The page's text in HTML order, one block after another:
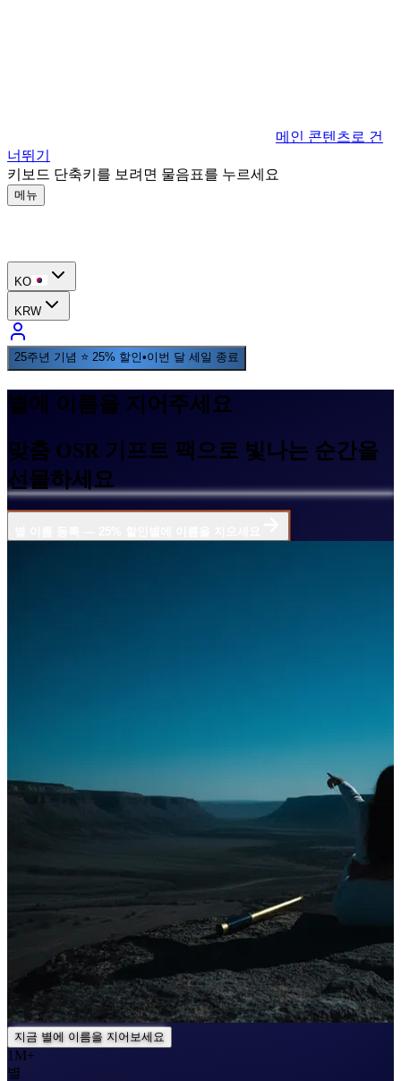
메인 콘텐츠로 건
너뛰기
키보드 단축키를 보려면 물음표를 누르세요
메뉴
KO
KRW
25주년 기념 ⭐ 25% 할인•이번 달 세일 종료
별에 이름을 지어주세요
맞춤 OSR 기프트 팩으로 빛나는 순간을
선물하세요
지금 별에 이름을 지어보세요
1M+
별